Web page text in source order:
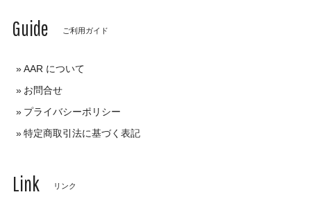
Guide ご利用ガイド
AAR について
お問合せ
プライバシーポリシー
特定商取引法に基づく表記
Link リンク